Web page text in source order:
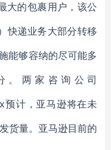
大的包裹用户，该公
快递业务大部分转移
能够容纳的尽可能多
。两家咨询公司
预计，亚马逊将在未
货量。亚马逊目前的